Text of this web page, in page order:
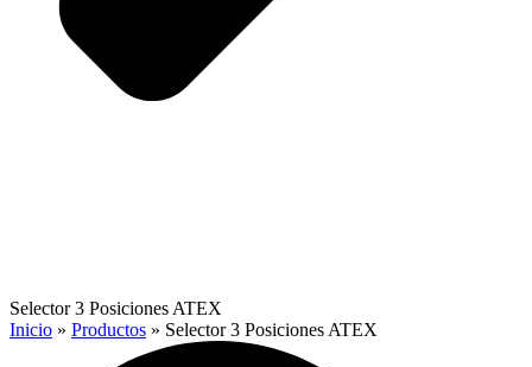
Selector 3 Posiciones ATEX
Inicio » Productos » Selector 3 Posiciones ATEX